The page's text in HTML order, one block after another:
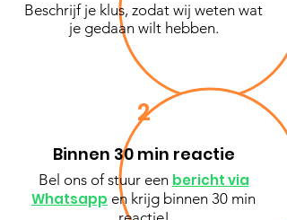
Beschrijf je klus, zodat wij weten wat
je gedaan wilt hebben.
2
Binnen 30 min reactie
Bel ons of stuur een bericht via
Whatsapp en krijg binnen 30 min